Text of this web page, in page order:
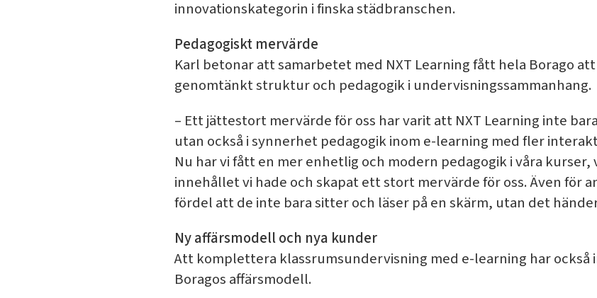
innovationskategorin i finska städbranschen.
Pedagogiskt mervärde
Karl betonar att samarbetet med NXT Learning fått hela Borago
genomtänkt struktur och pedagogik i undervisningssammanhang.
– Ett jättestort mervärde för oss har varit att NXT Learning inte
utan också i synnerhet pedagogik inom e-learning med fler
Nu har vi fått en mer enhetlig och modern pedagogik i våra
innehållet vi hade och skapat ett stort mervärde för oss. Även för
fördel att de inte bara sitter och läser på en skärm, utan det
Ny affärsmodell och nya kunder
Att komplettera klassrumsundervisning med e-learning har också
Boragos affärsmodell.